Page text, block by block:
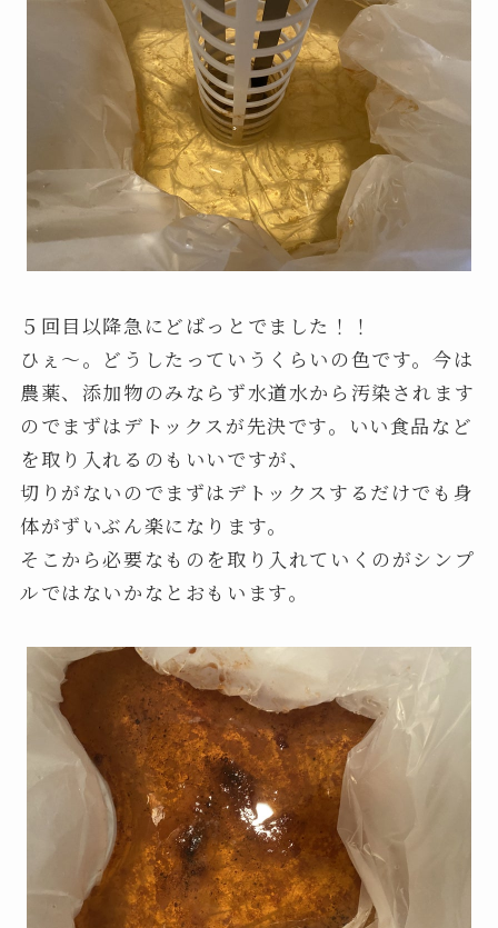
５回目以降急にどばっとでました！！
ひぇ～。どうしたっていうくらいの色です。今は
農薬、添加物のみならず水道水から汚染されます
のでまずはデトックスが先決です。いい食品など
を取り入れるのもいいですが、
切りがないのでまずはデトックスするだけでも身
体がずいぶん楽になります。
そこから必要なものを取り入れていくのがシンプ
ルではないかなとおもいます。